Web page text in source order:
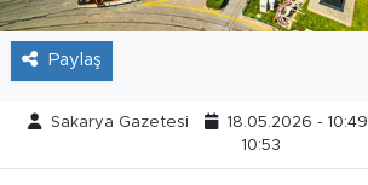
Paylaş
Sakarya Gazetesi 18.05.2026 - 10:49
10:53
Foto Şaka
Teknoloji
Politika